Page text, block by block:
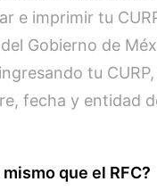
e imprimir tu
Gobierno de
tu
fecha y entidad
mismo que el RFC?